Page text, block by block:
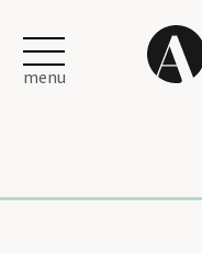
menu